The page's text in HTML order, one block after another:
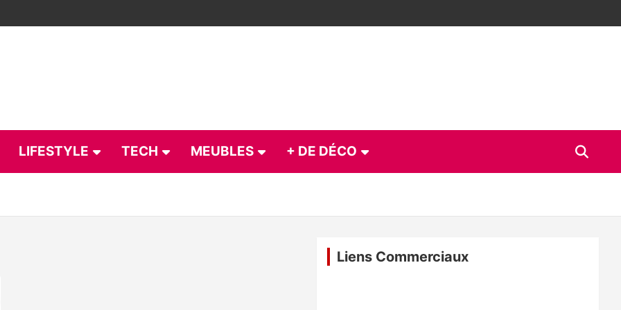
LIFESTYLE TECH MEUBLES + DE DÉCO
Liens Commerciaux